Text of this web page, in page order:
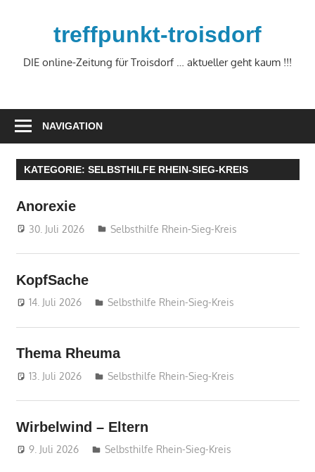
treffpunkt-troisdorf
DIE online-Zeitung für Troisdorf … aktueller geht kaum !!!
NAVIGATION
KATEGORIE: SELBSTHILFE RHEIN-SIEG-KREIS
Anorexie
30. Juli 2026 treffpunkt
Selbsthilfe Rhein-Sieg-Kreis
KopfSache
14. Juli 2026 treffpunkt
Selbsthilfe Rhein-Sieg-Kreis
Thema Rheuma
13. Juli 2026 treffpunkt
Selbsthilfe Rhein-Sieg-Kreis
Wirbelwind – Eltern
9. Juli 2026 treffpunkt
Selbsthilfe Rhein-Sieg-Kreis